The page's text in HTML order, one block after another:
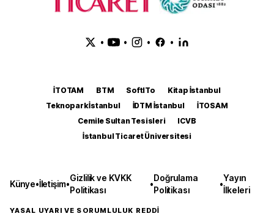
• • • •
İTOTAM BTM SoftITo
Kitap İstanbul
Teknopark İstanbul
İDTM İstanbul
İTOSAM
Cemile Sultan Tesisleri
ICVB
İstanbul Ticaret Üniversitesi
Künye•İletişim•
Gizlilik ve KVKK
Politikası
•
Doğrulama
Politikası
•
Yayın
İlkeleri
YASAL UYARI VE SORUMLULUK REDDİ